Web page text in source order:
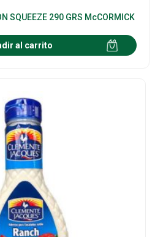
SQUEEZE 290 GRS McCORMICK
al carrito